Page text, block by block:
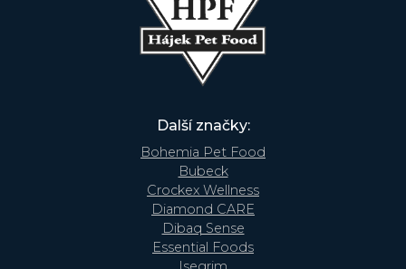
Další značky:
Bohemia Pet Food
Bubeck
Crockex Wellness
Diamond CARE
Dibaq Sense
Essential Foods